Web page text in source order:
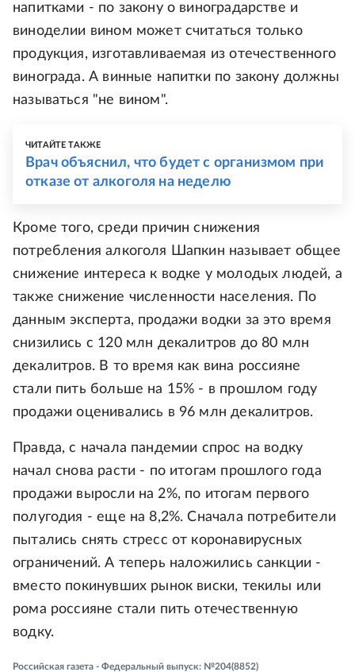
напитками - по закону о виноградарстве и
виноделии вином может считаться только
продукция, изготавливаемая из отечественного
винограда. А винные напитки по закону должны
называться "не вином".
ЧИТАЙТЕ ТАКЖЕ
Врач объяснил, что будет с организмом при
отказе от алкоголя на неделю
Кроме того, среди причин снижения
потребления алкоголя Шапкин называет общее
снижение интереса к водке у молодых людей, а
также снижение численности населения. По
данным эксперта, продажи водки за это время
снизились с 120 млн декалитров до 80 млн
декалитров. В то время как вина россияне
стали пить больше на 15% - в прошлом году
продажи оценивались в 96 млн декалитров.
Правда, с начала пандемии спрос на водку
начал снова расти - по итогам прошлого года
продажи выросли на 2%, по итогам первого
полугодия - еще на 8,2%. Сначала потребители
пытались снять стресс от коронавирусных
ограничений. А теперь наложились санкции -
вместо покинувших рынок виски, текилы или
рома россияне стали пить отечественную
водку.
Российская газета - Федеральный выпуск: №204(8852)